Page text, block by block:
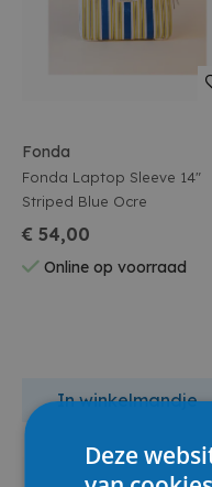
Fonda
Fonda Laptop Sleeve 14"
Striped Blue Ocre
€ 54,00
Online op voorraad
In winkelmandje
Deze